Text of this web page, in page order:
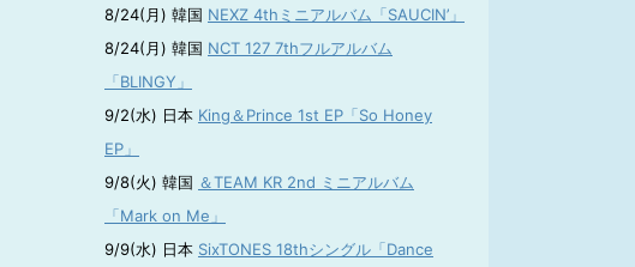
8/24(月) 韓国 NEXZ 4thミニアルバム「SAUCIN’」
8/24(月) 韓国 NCT 127 7thフルアルバム
「BLINGY」
9/2(水) 日本 King＆Prince 1st EP「So Honey
EP」
9/8(火) 韓国 ＆TEAM KR 2nd ミニアルバム
「Mark on Me」
9/9(水) 日本 SixTONES 18thシングル「Dance